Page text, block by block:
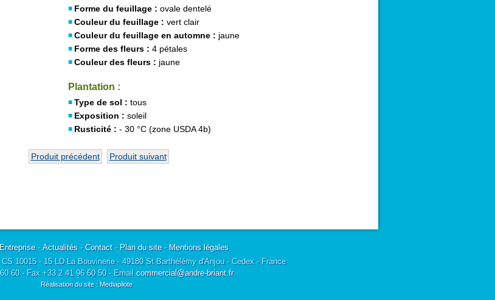
Forme du feuillage : ovale dentelé
Couleur du feuillage : vert clair
Couleur du feuillage en automne : jaune
Forme des fleurs : 4 pétales
Couleur des fleurs : jaune
Plantation :
Type de sol : tous
Exposition : soleil
Rusticité : - 30 °C (zone USDA 4b)
Produit précédent Produit suivant
Entreprise- Actualités- Contact- Plan du site- Mentions légales
10015 - 15 LD La Bouvinerie - 49180 St Barthélémy d'Anjou - Cedex - France
60 - Fax +33 2 41 96 60 50 - Email commercial@andre-briant.fr
Réalisation du site : Mediapilote